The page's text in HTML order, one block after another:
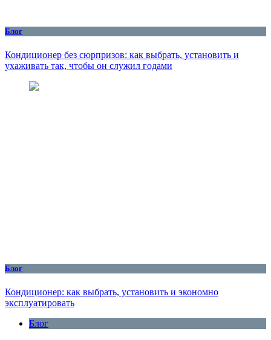
Блог
Кондиционер без сюрпризов: как выбрать, установить и
ухаживать так, чтобы он служил годами
Блог
Кондиционер: как выбрать, установить и экономно
эксплуатировать
Блог